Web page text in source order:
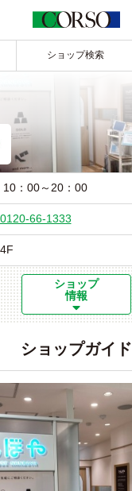
ショップ検索
10：00～20：00
0120-66-1333
4F
ショップ
情報
ショップガイド